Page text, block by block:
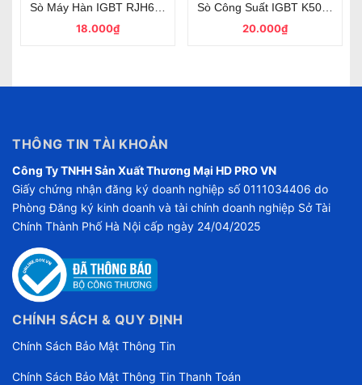
Linh Kiện Bếp Từ , IGBT YGM25N135F1 1350V 50A TO-247 Mới Dùng Cho Mạch Điện Tử
Sò IGBT H40R1353 40A 1350V TO-247 Dùng Cho Mạch Bếp Từ Tháo Máy
Sò Máy Hàn IGBT RJH60F5 80A 600V TO-247 Tháo Máy
18.000₫
Sò Công Suất IGBT K50T60
20.000₫
THÔNG TIN TÀI KHOẢN
Công Ty TNHH Sản Xuất Thương Mại HD PRO VN
Giấy chứng nhận đăng ký doanh nghiệp số 0111034406 do
Phòng Đăng ký kinh doanh và tài chính doanh nghiệp Sở Tài
Chính Thành Phố Hà Nội cấp ngày 24/04/2025
CHÍNH SÁCH & QUY ĐỊNH
Chính Sách Bảo Mật Thông Tin
Chính Sách Bảo Mật Thông Tin Thanh Toán